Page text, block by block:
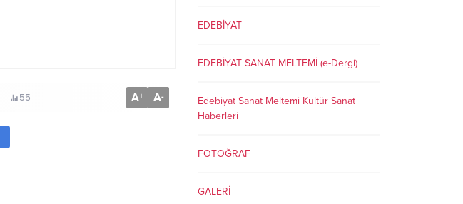
55 A+ A-
EDEBİYAT
EDEBİYAT SANAT MELTEMİ (e-Dergi)
Edebiyat Sanat Meltemi Kültür Sanat
Haberleri
FOTOĞRAF
GALERİ